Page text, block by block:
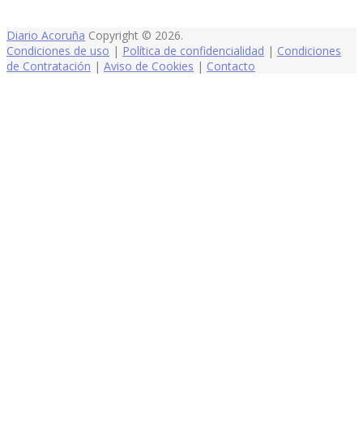
Diario Acoruña Copyright © 2026.
Condiciones de uso | Política de confidencialidad | Condiciones
de Contratación | Aviso de Cookies | Contacto